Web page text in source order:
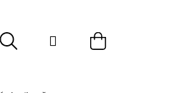
Cyklistika
HledatPřihlášeníNákupní